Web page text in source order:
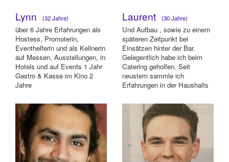
Lynn (32 Jahre)
über 6 Jahre Erfahrungen als
Hostess, Promoterin,
Eventhelferin und als Kellnerin
auf Messen, Ausstellungen, in
Hotels und auf Events 1 Jahr
Gastro & Kasse im Kino 2
Jahre
Laurent (30 Jahre)
Und Aufbau , sowie zu einem
späteren Zeitpunkt bei
Einsätzen hinter der Bar.
Gelegentlich habe ich beim
Catering geholfen. Seit
neustem sammle ich
Erfahrungen in der Haushalts